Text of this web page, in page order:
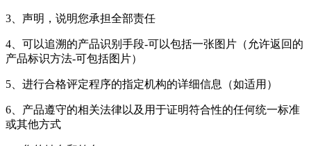
3、声明，说明您承担全部责任
4、可以追溯的产品识别手段-可以包括一张图片（允许返回的
产品标识方法-可包括图片）
5、进行合格评定程序的指定机构的详细信息（如适用）
6、产品遵守的相关法律以及用于证明符合性的任何统一标准
或其他方式